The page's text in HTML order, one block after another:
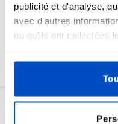
publicité et d'analyse,
avec d'autres
ou qu'ils ont collectées
Soumettre
Serviceapply.